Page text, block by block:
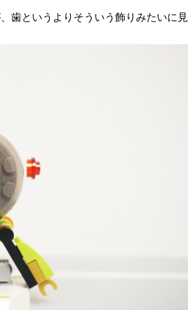
歯というよりそういう飾りみたいに見